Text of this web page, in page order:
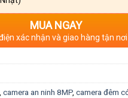
MUA NGAY
xác nhận và giao hàng tận nơi
camera an ninh 8MP, camera đêm